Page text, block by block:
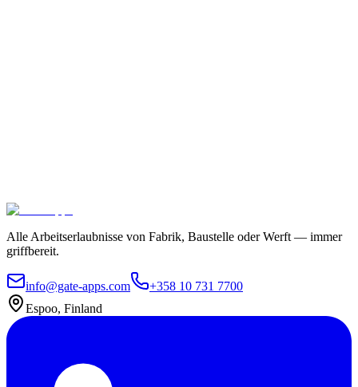
Alle Arbeitserlaubnisse von Fabrik, Baustelle oder Werft — immer
griffbereit.
info@gate-apps.com
+358 10 731 7700
Espoo, Finland